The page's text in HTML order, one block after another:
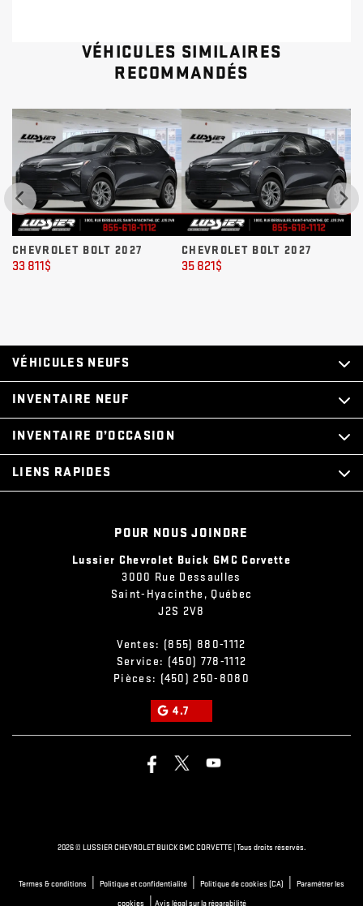
VÉHICULES SIMILAIRES
RECOMMANDÉS
CHEVROLET BOLT 2027
35 821
CHEVROLET BOLT 2027
35 821
POUR NOUS JOINDRE
Lussier Chevrolet Buick GMC Corvette
3000 Rue Dessaulles
Saint-Hyacinthe , Québec
J2S 2V8
Ventes: (855) 880-1112
Service: (450) 778-1112
Pièces: (450) 250-8080
4.7
VÉHICULES NEUFS
INVENTAIRE NEUF
INVENTAIRE D’OCCASION
LIENS RAPIDES
2026 © LUSSIER CHEVROLET BUICK GMC CORVETTE| Tous droits réservés.
Termes & conditions Politique et confidentialité Politique de cookies (CA)
Paramétrer les
cookies| Avis légal sur la réparabilité